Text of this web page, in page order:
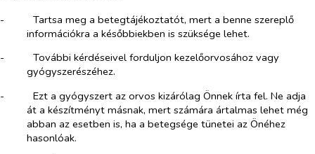
-​
Tartsa meg a betegtájékoztatót, mert a benne szereplő
információkra a későbbiekben is szüksége lehet.
-​
További kérdéseivel forduljon kezelőorvosához vagy
gyógyszerészéhez.
-​
Ezt a gyógyszert az orvos kizárólag Önnek írta fel. Ne adja
át a készítményt másnak, mert számára ártalmas lehet még
abban az esetben is, ha a betegsége tünetei az Önéhez
hasonlóak.